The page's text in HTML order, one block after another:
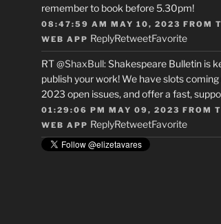
remember to book before 5.30pm!
08:47:59 AM MAY 10, 2023 FROM
WEB APP ReplyRetweetFavorite
RT@ShaxBull: Shakespeare Bulletin is
publish your work! We have slots coming
2023 open issues, and offer a fast,
01:29:06 PM MAY 09, 2023 FROM
WEB APP ReplyRetweetFavorite